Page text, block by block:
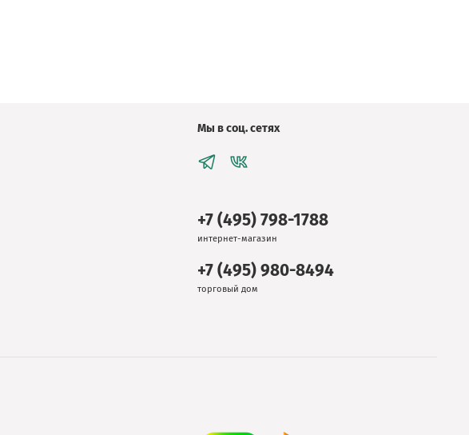
Мы в соц. сетях
+7 (495) 798-1788
интернет-магазин
+7 (495) 980-8494
торговый дом